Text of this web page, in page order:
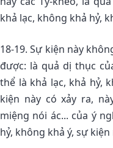
khả lạc, không khả hỷ,
18-19. Sự kiện này
được: là quả dị thục
thể là khả lạc, khả hỷ,
kiện này có xảy ra,
miệng nói ác... của ý
hỷ, không khả ý, sự kiện